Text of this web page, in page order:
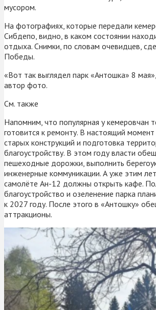
мусором.
На фотографиях, которые передали
Сибдепо, видно, в каком состоянии
отдыха. Снимки, по словам очевидцев,
Победы.
«Вот так выглядел парк «Антошка» 8
автор фото.
См. также
Напомним, что популярная у кемеровчан
готовится к ремонту. В настоящий
старых конструкций и подготовка
благоустройству. В этом году власти
пешеходные дорожки, выполнить
инженерные коммуникации. А уже этим
самолёте Ан-12 должны открыть кафе.
благоустройство и озеленение парка
к 2027 году. После этого в «Антошку»
аттракционы.